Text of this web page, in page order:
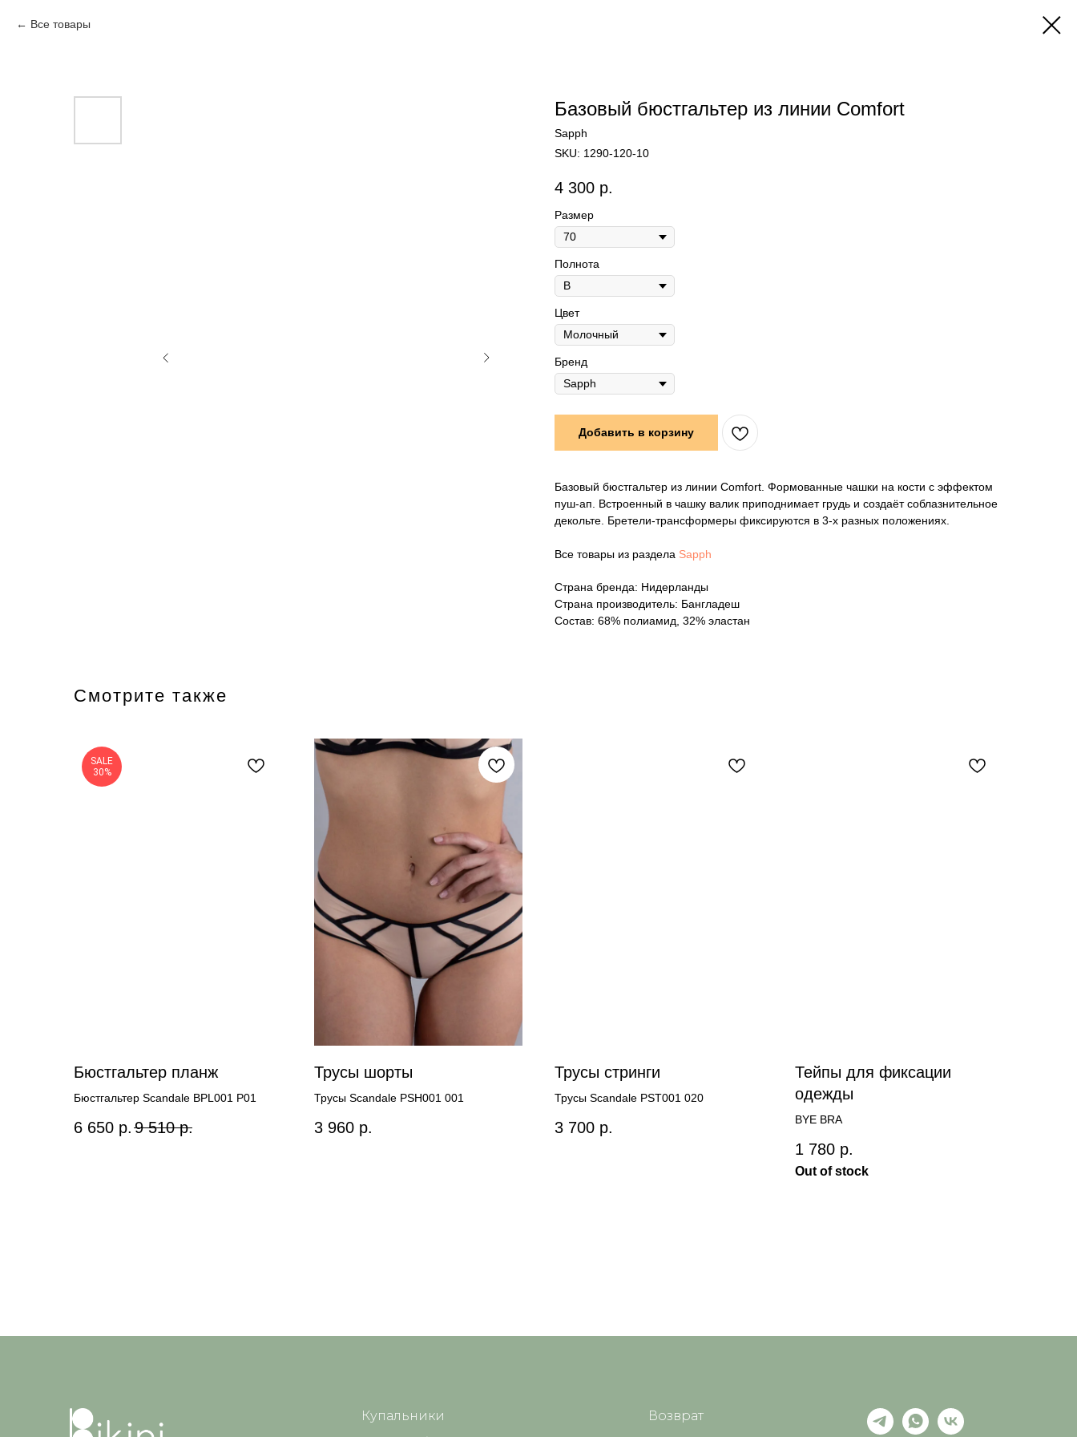
Все товары
Базовый бюстгальтер из линии Comfort
Sapph
SKU: 1290-120-10
4 300 р.
Размер
Полнота
Цвет
Бренд
Добавить в корзину
Базовый бюстгальтер из линии Comfort. Формованные чашки на кости с эффектом
пуш-ап. Встроенный в чашку валик приподнимает грудь и создаёт соблазнительное
декольте. Бретели-трансформеры фиксируются в 3-х разных положениях.
Все товары из раздела Sapph
Страна бренда: Нидерланды
Страна производитель: Бангладеш
Состав: 68% полиамид, 32% эластан
Смотрите также
SALE
30%
Бюстгальтер планж
Бюстгальтер Scandale BPL001 P01
6 650 р. 9 510 р.
Трусы шорты
Трусы Scandale PSH001 001
3 960 р.
Трусы стринги
Трусы Scandale PST001 020
3 700 р.
Тейпы для фиксации
одежды
BYE BRA
1 780 р.
Out of stock
Купальники
Возврат